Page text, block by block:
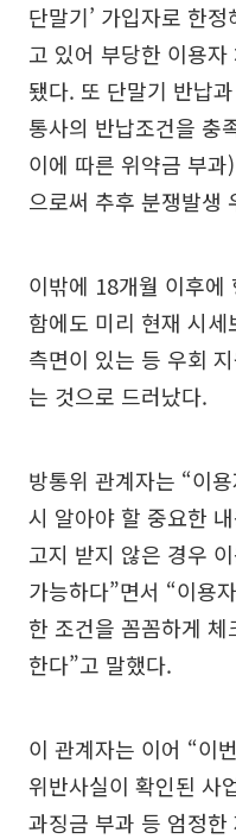
단말기’ 가입자로 한
고 있어 부당한 이용
됐다. 또 단말기 반납
통사의 반납조건을 충
이에 따른 위약금 부
으로써 추후 분쟁발생
이밖에 18개월 이후에
함에도 미리 현재 시
측면이 있는 등 우회
는 것으로 드러났다.
방통위 관계자는 “이
시 알아야 할 중요한
고지 받지 않은 경우
가능하다”면서 “이용
한 조건을 꼼꼼하게
한다”고 말했다.
이 관계자는 이어 “이
위반사실이 확인된 사
과징금 부과 등 엄정